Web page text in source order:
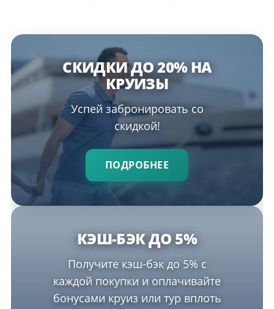
СКИДКИ ДО 20% НА
КРУИЗЫ
Успей забронировать со
скидкой!
ПОДРОБНЕЕ
КЭШ-БЭК ДО 5%
Получите кэш-бэк до 5% с
каждой покупки и оплачивайте
бонусами круиз или тур вплоть